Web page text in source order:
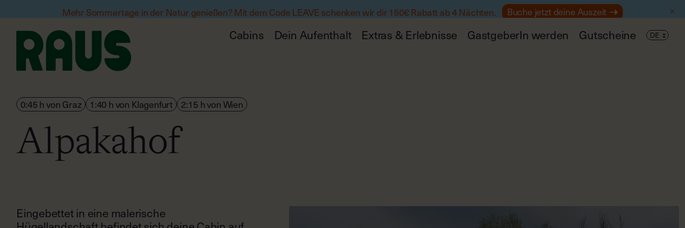
Mehr Sommertage in der Natur genießen? Mit dem Code LEAVE schenken wir dir 150€ Rabatt ab 4 Nächten. Buche jetzt deine Auszeit
Cabins Dein Aufenthalt Extras & Erlebnisse GastgeberIn werden Gutscheine
0:45 h von Graz 1:40 h von Klagenfurt 2:15 h von Wien
Alpakahof
Eingebettet in eine malerische